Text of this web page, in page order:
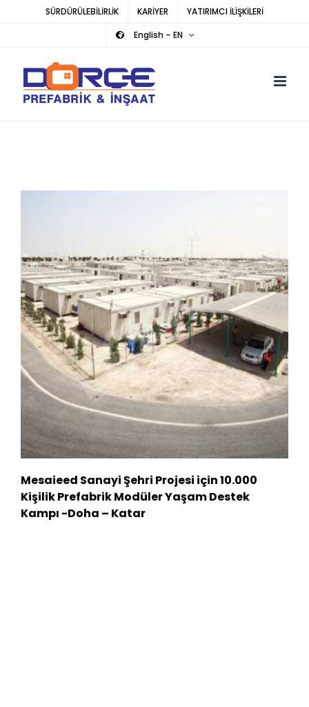
SÜRDÜRÜLEBİLİRLİK KARİYER
YATIRIMCI İLİŞKİLERİ
English – EN
Mesaieed Sanayi Şehri Projesi için 10.000
Kişilik Prefabrik Modüler Yaşam Destek
Kampı -Doha – Katar